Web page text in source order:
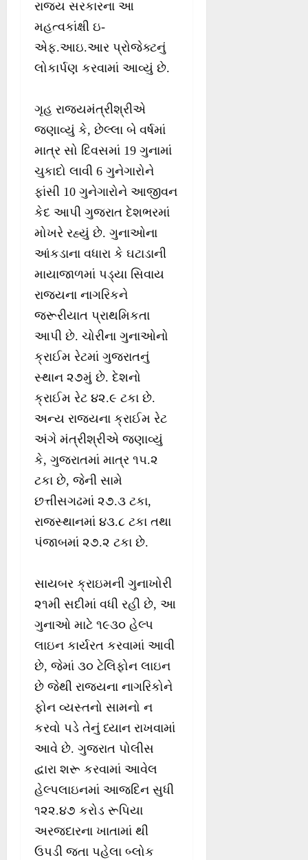
રાજ્ય સરકારના આ
મહત્વકાંક્ષી ઇ-
એફ.આઇ.આર પ્રોજેક્ટનું
લોકાર્પણ કરવામાં આવ્યું છે.
ગૃહ રાજ્યમંત્રીશ્રીએ
જણાવ્યું કે, છેલ્લા બે વર્ષમાં
માત્ર સો દિવસમાં 19 ગુનામાં
ચુકાદો લાવી 6 ગુનેગારોને
ફાંસી 10 ગુનેગારોને આજીવન
કેદ આપી ગુજરાત દેશભરમાં
મોખરે રહ્યું છે. ગુનાઓના
આંકડાના વધારા કે ઘટાડાની
માયાજાળમાં પડ્યા સિવાય
રાજયના નાગરિકને
જરૂરીયાત પ્રાથમિકતા
આપી છે. ચોરીના ગુનાઓનો
ક્રાઈમ રેટમાં ગુજરાતનું
સ્થાન ૨૭મું છે. દેશનો
ક્રાઈમ રેટ ૪૨.૯ ટકા છે.
અન્ય રાજયના ક્રાઈમ રેટ
અંગે મંત્રીશ્રીએ જણાવ્યું
કે, ગુજરાતમાં માત્ર ૧૫.૨
ટકા છે, જેની સામે
છત્તીસગઢમાં ૨૭.૩ ટકા,
રાજસ્થાનમાં ૪૩.૮ ટકા તથા
પંજાબમાં ૨૭.૨ ટકા છે.
સાયબર ક્રાઇમની ગુનાખોરી
૨૧મી સદીમાં વધી રહી છે, આ
ગુનાઓ માટે ૧૯૩૦ હેલ્પ
લાઇન કાર્યરત કરવામાં આવી
છે, જેમાં ૩૦ ટેલિફોન લાઇન
છે જેથી રાજ્યના નાગરિકોને
ફોન વ્યસ્તનો સામનો ન
કરવો પડે તેનું ધ્યાન રાખવામાં
આવે છે. ગુજરાત પોલીસ
દ્વારા શરૂ કરવામાં આવેલ
હેલ્પલાઇનમાં આજદિન સુધી
૧૨૨.૪૭ કરોડ રૂપિયા
અરજદારના ખાતામાં થી
ઉપડી જતા પહેલા બ્લોક